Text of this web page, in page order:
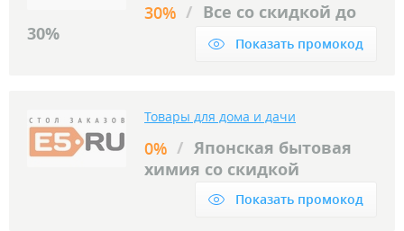
30% / Все со скидкой до
30%
Показать промокод
Товары для дома и дачи
0% / Японская бытовая
химия со скидкой
Показать промокод